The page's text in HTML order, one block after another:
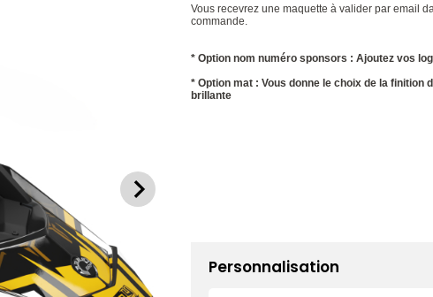
Vous recevrez une maquette à valider par email
commande.
* Option nom numéro sponsors : Ajoutez vos
* Option mat : Vous donne le choix de la finition
brillante
Personnalisation